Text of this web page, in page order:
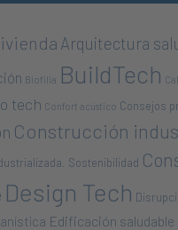
Arquitectura
Biofilia BuildTech
tech Confort acústico Consejos
Construcción
Sostenibilidad
Design Tech
Edificación saludable